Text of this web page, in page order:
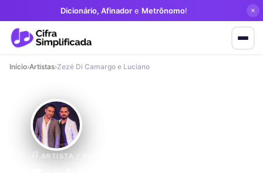
Dicionário, Afinador e Metrônomo!
Início›Artistas›Zezé Di Camargo e Luciano
ARTISTA / BANDA